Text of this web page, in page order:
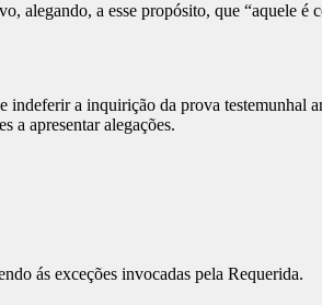
a esse propósito, que “aquele é
a inquirição da prova testemunhal
a apresentar alegações.
ás exceções invocadas pela Requerida.